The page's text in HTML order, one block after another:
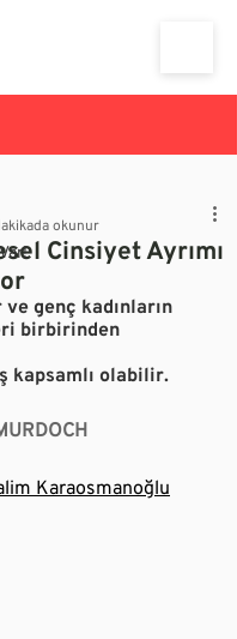
Cinsiyet Ayrımı
okunur
genç kadınların
birbirinden
kapsamlı olabilir.
Karaosmanoğlu